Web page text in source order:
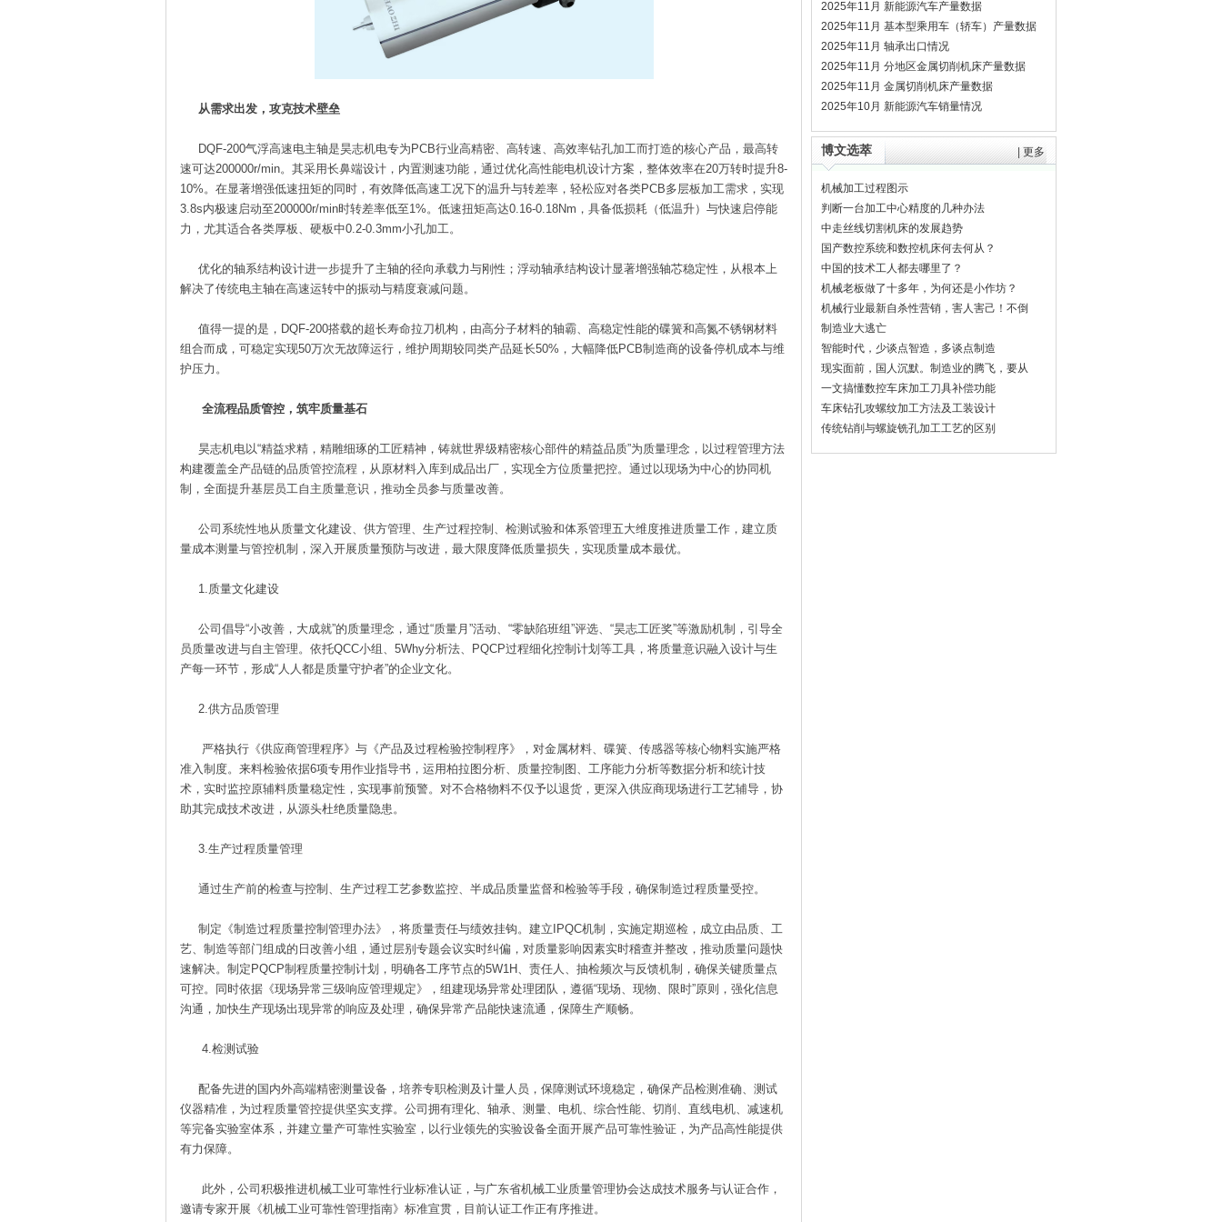
从需求出发，攻克技术壁垒
DQF-200气浮高速电主轴是昊志机电专为PCB行业高精密、高转速、高效率钻孔加工而打造的核心产品，最高转
速可达200000r/min。其采用长鼻端设计，内置测速功能，通过优化高性能电机设计方案，整体效率在20万转时提升8-
10%。在显著增强低速扭矩的同时，有效降低高速工况下的温升与转差率，轻松应对各类PCB多层板加工需求，实现
3.8s内极速启动至200000r/min时转差率低至1%。低速扭矩高达0.16-0.18Nm，具备低损耗（低温升）与快速启停能
力，尤其适合各类厚板、硬板中0.2-0.3mm小孔加工。
优化的轴系结构设计进一步提升了主轴的径向承载力与刚性；浮动轴承结构设计显著增强轴芯稳定性，从根本上
解决了传统电主轴在高速运转中的振动与精度衰减问题。
值得一提的是，DQF-200搭载的超长寿命拉刀机构，由高分子材料的轴霸、高稳定性能的碟簧和高氮不锈钢材料
组合而成，可稳定实现50万次无故障运行，维护周期较同类产品延长50%，大幅降低PCB制造商的设备停机成本与维
护压力。
全流程品质管控，筑牢质量基石
昊志机电以“精益求精，精雕细琢的工匠精神，铸就世界级精密核心部件的精益品质”为质量理念，以过程管理方法
构建覆盖全产品链的品质管控流程，从原材料入库到成品出厂，实现全方位质量把控。通过以现场为中心的协同机
制，全面提升基层员工自主质量意识，推动全员参与质量改善。
公司系统性地从质量文化建设、供方管理、生产过程控制、检测试验和体系管理五大维度推进质量工作，建立质
量成本测量与管控机制，深入开展质量预防与改进，最大限度降低质量损失，实现质量成本最优。
1.质量文化建设
公司倡导“小改善，大成就”的质量理念，通过“质量月”活动、“零缺陷班组”评选、“昊志工匠奖”等激励机制，引导全
员质量改进与自主管理。依托QCC小组、5Why分析法、PQCP过程细化控制计划等工具，将质量意识融入设计与生
产每一环节，形成“人人都是质量守护者”的企业文化。
2.供方品质管理
严格执行《供应商管理程序》与《产品及过程检验控制程序》，对金属材料、碟簧、传感器等核心物料实施严格
准入制度。来料检验依据6项专用作业指导书，运用柏拉图分析、质量控制图、工序能力分析等数据分析和统计技
术，实时监控原辅料质量稳定性，实现事前预警。对不合格物料不仅予以退货，更深入供应商现场进行工艺辅导，协
助其完成技术改进，从源头杜绝质量隐患。
3.生产过程质量管理
通过生产前的检查与控制、生产过程工艺参数监控、半成品质量监督和检验等手段，确保制造过程质量受控。
制定《制造过程质量控制管理办法》，将质量责任与绩效挂钩。建立IPQC机制，实施定期巡检，成立由品质、工
艺、制造等部门组成的日改善小组，通过层别专题会议实时纠偏，对质量影响因素实时稽查并整改，推动质量问题快
速解决。制定PQCP制程质量控制计划，明确各工序节点的5W1H、责任人、抽检频次与反馈机制，确保关键质量点
可控。同时依据《现场异常三级响应管理规定》，组建现场异常处理团队，遵循“现场、现物、限时”原则，强化信息
沟通，加快生产现场出现异常的响应及处理，确保异常产品能快速流通，保障生产顺畅。
4.检测试验
配备先进的国内外高端精密测量设备，培养专职检测及计量人员，保障测试环境稳定，确保产品检测准确、测试
仪器精准，为过程质量管控提供坚实支撑。公司拥有理化、轴承、测量、电机、综合性能、切削、直线电机、减速机
等完备实验室体系，并建立量产可靠性实验室，以行业领先的实验设备全面开展产品可靠性验证，为产品高性能提供
有力保障。
此外，公司积极推进机械工业可靠性行业标准认证，与广东省机械工业质量管理协会达成技术服务与认证合作，
邀请专家开展《机械工业可靠性管理指南》标准宣贯，目前认证工作正有序推进。
2025年11月 新能源汽车产量数据
2025年11月 基本型乘用车（轿车）产量数据
2025年11月 轴承出口情况
2025年11月 分地区金属切削机床产量数据
2025年11月 金属切削机床产量数据
2025年10月 新能源汽车销量情况
博文选萃 更多
机械加工过程图示
判断一台加工中心精度的几种办法
中走丝线切割机床的发展趋势
国产数控系统和数控机床何去何从？
中国的技术工人都去哪里了？
机械老板做了十多年，为何还是小作坊？
机械行业最新自杀性营销，害人害己！不倒
闭才
制造业大逃亡
智能时代，少谈点智造，多谈点制造
现实面前，国人沉默。制造业的腾飞，要从
机床
一文搞懂数控车床加工刀具补偿功能
车床钻孔攻螺纹加工方法及工装设计
传统钻削与螺旋铣孔加工工艺的区别